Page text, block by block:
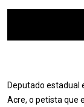
Deputado estadual
Acre, o petista que